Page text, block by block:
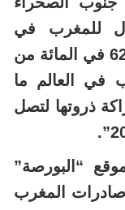
للمغرب في
الاستثمار الخارجي، حيث مثلت 62.9 في المائة من
في العالم ما
الشراكة ذروتها لتصل
“البورصة”
من صادرات المغرب